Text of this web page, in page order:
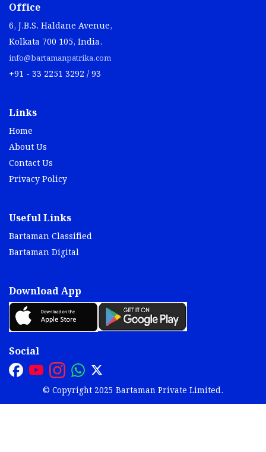
Office
6, J.B.S. Haldane Avenue,
Kolkata 700 105, India.
info@bartamanpatrika.com
+91 - 33 2251 3292 / 93
Links
Home
About Us
Contact Us
Privacy Policy
Useful Links
Bartaman Classified
Bartaman Digital
Download App
Social
© Copyright 2025 Bartaman Private Limited.